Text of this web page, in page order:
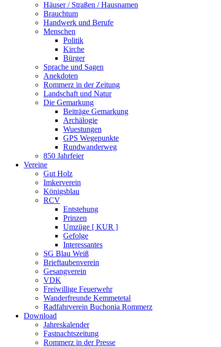
Häuser / Straßen / Hausnamen
Brauchtum
Handwerk und Berufe
Menschen
Politik
Kirche
Bürger
Sprache und Sagen
Anekdoten
Rommerz in der Zeitung
Landschaft und Natur
Die Gemarkung
Beiträge Gemarkung
Archälogie
Wuestungen
GPS Wegepunkte
Rundwanderweg
850 Jahrfeier
Vereine
Gut Holz
Imkerverein
Königsblau
RCV
Entstehung
Prinzen
Umzüge [ KUR ]
Gefolge
Interessantes
SG Blau Weiß
Brieftaubenverein
Gesangverein
VDK
Freiwillige Feuerwehr
Wanderfreunde Kemmetetal
Radfahrverein Buchonia Rommerz
Download
Jahreskalender
Fastnachtszeitung
Rommerz in der Presse